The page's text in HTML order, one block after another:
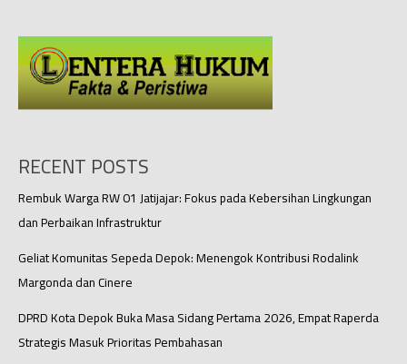
CNN
Indonesia
Dicabut
Pihak
Istana
RECENT POSTS
Rembuk Warga RW 01 Jatijajar: Fokus pada Kebersihan Lingkungan
dan Perbaikan Infrastruktur
Geliat Komunitas Sepeda Depok: Menengok Kontribusi Rodalink
Margonda dan Cinere
DPRD Kota Depok Buka Masa Sidang Pertama 2026, Empat Raperda
Strategis Masuk Prioritas Pembahasan